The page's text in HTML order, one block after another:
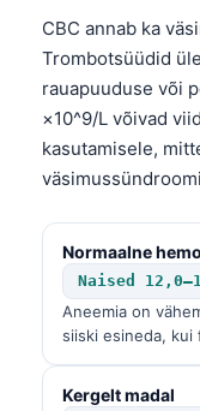
CBC annab ka
Trombotsüüdid
rauapuuduse või
×10^9/L võivad
kasutamisele,
Normaalne
Naised
Aneemia on
siiski esineda, kui
Kergelt madal